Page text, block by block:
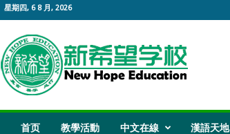
星期四, 6 8 月, 2026
希
望
教
首页 教學活動 中文在線 漢語天地